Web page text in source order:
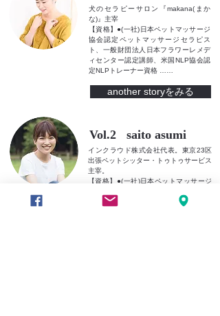
犬のセラピーサロン『makana(まか
な)』主宰
【資格】●(一社)日本ペットマッサージ
協会認定ペットマッサージセラピス
ト、一般財団法人日本フラワーレメデ
ィセンター認定講師、米国NLP協会認
定NLPトレーナー資格 ……
another storyをみる
Vol.2 saito asumi
インクラウド株式会社代表。東京23区
出張ペットシッター・トゥトゥサービス
主宰。
【資格】●(一社)日本ペットマッサージ
●(特非)日本ペットシッター協会認定ペ